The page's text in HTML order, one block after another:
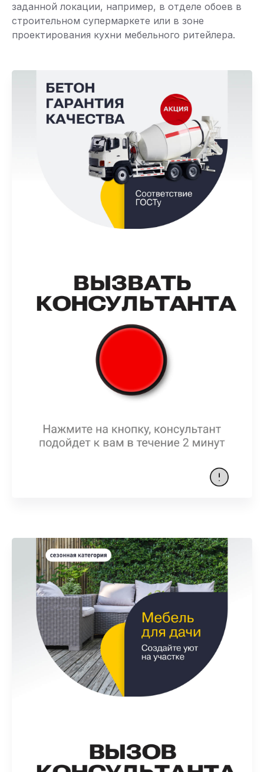
заданной локации, например, в отделе обоев в
строительном супермаркете или в зоне
проектирования кухни мебельного ритейлера.